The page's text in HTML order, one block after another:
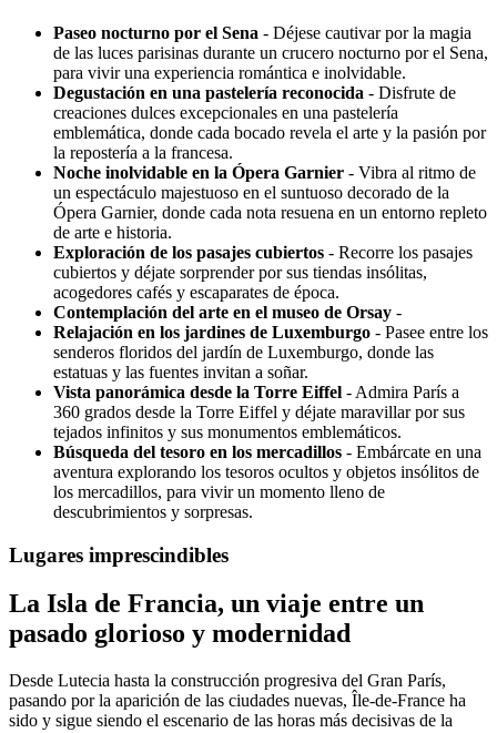
Paseo nocturno por el Sena - Déjese cautivar por la magia
de las luces parisinas durante un crucero nocturno por el Sena,
para vivir una experiencia romántica e inolvidable.
Degustación en una pastelería reconocida - Disfrute de
creaciones dulces excepcionales en una pastelería
emblemática, donde cada bocado revela el arte y la pasión por
la repostería a la francesa.
Noche inolvidable en la Ópera Garnier - Vibra al ritmo de
un espectáculo majestuoso en el suntuoso decorado de la
Ópera Garnier, donde cada nota resuena en un entorno repleto
de arte e historia.
Exploración de los pasajes cubiertos - Recorre los pasajes
cubiertos y déjate sorprender por sus tiendas insólitas,
acogedores cafés y escaparates de época.
Contemplación del arte en el museo de Orsay -
Relajación en los jardines de Luxemburgo - Pasee entre los
senderos floridos del jardín de Luxemburgo, donde las
estatuas y las fuentes invitan a soñar.
Vista panorámica desde la Torre Eiffel - Admira París a
360 grados desde la Torre Eiffel y déjate maravillar por sus
tejados infinitos y sus monumentos emblemáticos.
Búsqueda del tesoro en los mercadillos - Embárcate en una
aventura explorando los tesoros ocultos y objetos insólitos de
los mercadillos, para vivir un momento lleno de
descubrimientos y sorpresas.
Lugares imprescindibles
La Isla de Francia, un viaje entre un
pasado glorioso y modernidad
Desde Lutecia hasta la construcción progresiva del Gran París,
pasando por la aparición de las ciudades nuevas, Île-de-France ha
sido y sigue siendo el escenario de las horas más decisivas de la